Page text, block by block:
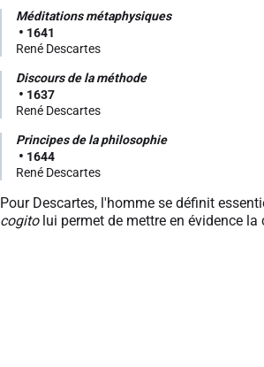
René Descartes
Méditations métaphysiques
1641
René Descartes
Discours de la méthode
1637
René Descartes
Principes de la philosophie
1644
Pour Descartes, l'homme se définit
cogitolui permet de mettre en évidence la